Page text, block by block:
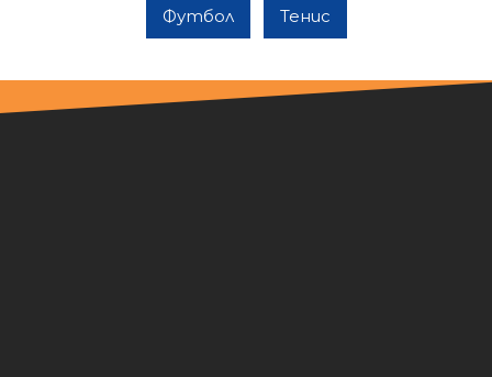
Футбол Тенис